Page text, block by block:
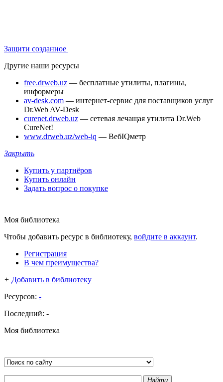
Защити созданное
Другие наши ресурсы
free.drweb.uz — бесплатные утилиты, плагины,
информеры
av-desk.com — интернет-сервис для поставщиков услуг
Dr.Web AV-Desk
curenet.drweb.uz — сетевая лечащая утилита Dr.Web
CureNet!
www.drweb.uz/web-iq — ВебIQметр
Закрыть
Купить у партнёров
Купить онлайн
Задать вопрос о покупке
Моя библиотека
Чтобы добавить ресурс в библиотеку, войдите в аккаунт.
Регистрация
В чем преимущества?
+ Добавить в библиотеку
Ресурсов: -
Последний: -
Моя библиотека
Найти